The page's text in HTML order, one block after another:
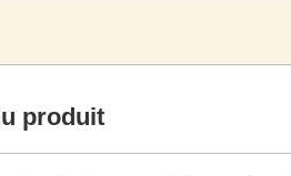
produit